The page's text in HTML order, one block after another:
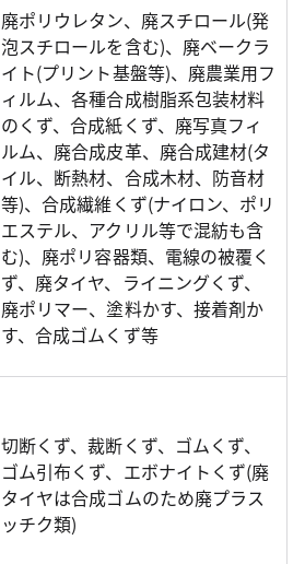
廃ポリウレタン、廃スチロール(発
泡スチロールを含む)、廃ベークラ
イト(プリント基盤等)、廃農業用フ
ィルム、各種合成樹脂系包装材料
のくず、合成紙くず、廃写真フィ
ルム、廃合成皮革、廃合成建材(タ
イル、断熱材、合成木材、防音材
等)、合成繊維くず(ナイロン、ポリ
エステル、アクリル等で混紡も含
む)、廃ポリ容器類、電線の被覆く
ず、廃タイヤ、ライニングくず、
廃ポリマー、塗料かす、接着剤か
す、合成ゴムくず等
切断くず、裁断くず、ゴムくず、
ゴム引布くず、エボナイトくず(廃
タイヤは合成ゴムのため廃プラス
ッチク類)